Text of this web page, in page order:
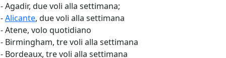
- Agadir, due voli alla settimana;
-Alicante, due voli alla settimana
- Atene, volo quotidiano
- Birmingham, tre voli alla settimana
- Bordeaux, tre voli alla settimana